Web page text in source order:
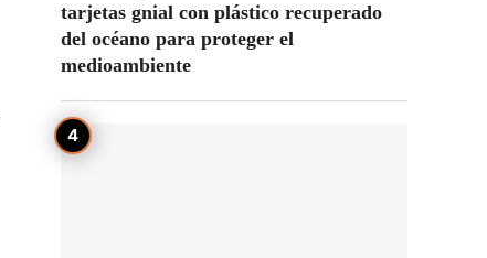
tarjetas gnial con plástico recuperado
del océano para proteger el
medioambiente